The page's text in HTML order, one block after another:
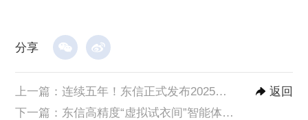
分享
上一篇：
连续五年！东信正式发布2025年ESG报告
下一篇：
东信高精度“虚拟试衣间”智能体上线，细节、贴合度等AI换衣技术能力创新升级
返回